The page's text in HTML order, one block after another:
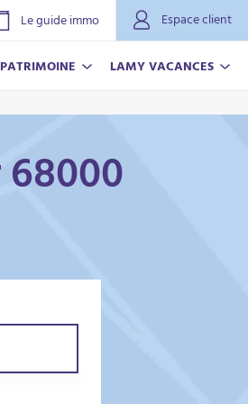
Le guide immo
Espace client
PATRIMOINE LAMY VACANCES